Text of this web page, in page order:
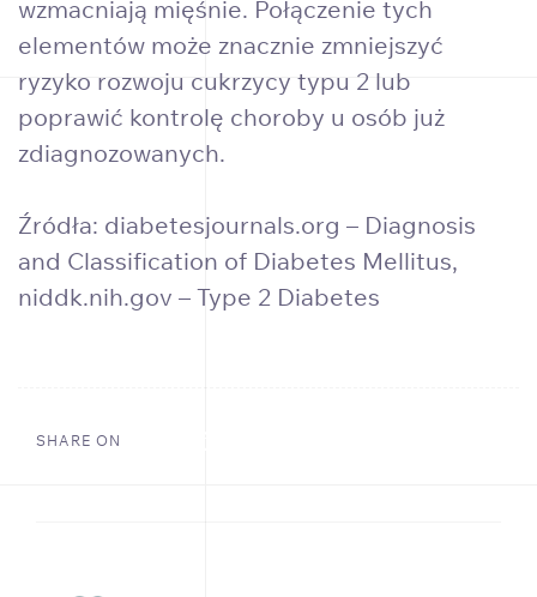
wzmacniają mięśnie. Połączenie tych
elementów może znacznie zmniejszyć
ryzyko rozwoju cukrzycy typu 2 lub
poprawić kontrolę choroby u osób już
zdiagnozowanych.
Źródła: diabetesjournals.org – Diagnosis
and Classification of Diabetes Mellitus,
niddk.nih.gov – Type 2 Diabetes
SHARE ON